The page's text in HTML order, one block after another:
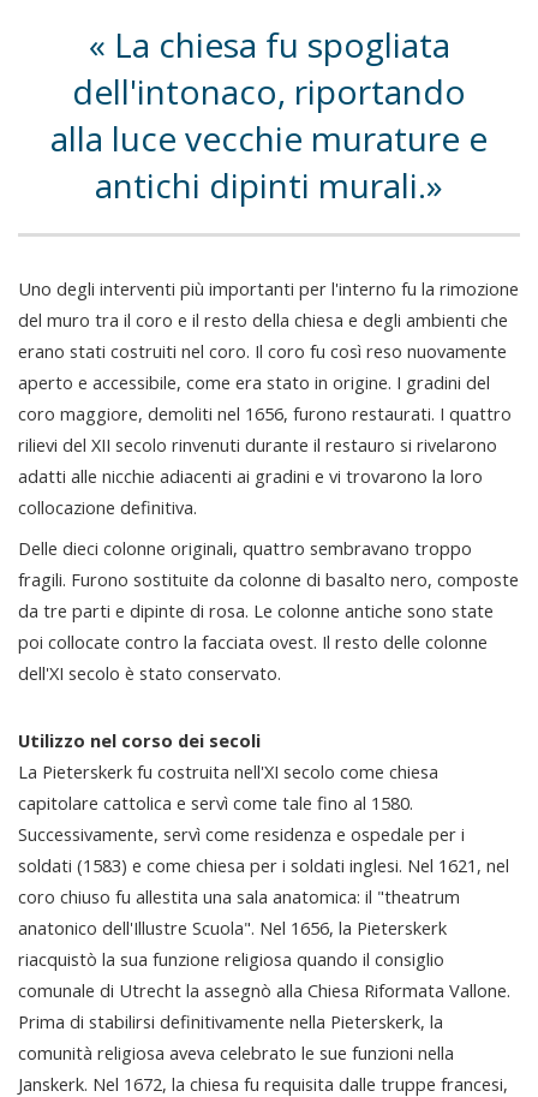
La chiesa fu spogliata
dell'intonaco, riportando
alla luce vecchie murature e
antichi dipinti murali.
Uno degli interventi più importanti per l'interno fu la rimozione
del muro tra il coro e il resto della chiesa e degli ambienti che
erano stati costruiti nel coro. Il coro fu così reso nuovamente
aperto e accessibile, come era stato in origine. I gradini del
coro maggiore, demoliti nel 1656, furono restaurati. I quattro
rilievi del XII secolo rinvenuti durante il restauro si rivelarono
adatti alle nicchie adiacenti ai gradini e vi trovarono la loro
collocazione definitiva.
Delle dieci colonne originali, quattro sembravano troppo
fragili. Furono sostituite da colonne di basalto nero, composte
da tre parti e dipinte di rosa. Le colonne antiche sono state
poi collocate contro la facciata ovest. Il resto delle colonne
dell'XI secolo è stato conservato.
Utilizzo nel corso dei secoli
La Pieterskerk fu costruita nell'XI secolo come chiesa
capitolare cattolica e servì come tale fino al 1580.
Successivamente, servì come residenza e ospedale per i
soldati (1583) e come chiesa per i soldati inglesi. Nel 1621, nel
coro chiuso fu allestita una sala anatomica: il "theatrum
anatonico dell'Illustre Scuola". Nel 1656, la Pieterskerk
riacquistò la sua funzione religiosa quando il consiglio
comunale di Utrecht la assegnò alla Chiesa Riformata Vallone.
Prima di stabilirsi definitivamente nella Pieterskerk, la
comunità religiosa aveva celebrato le sue funzioni nella
Janskerk. Nel 1672, la chiesa fu requisita dalle truppe francesi,